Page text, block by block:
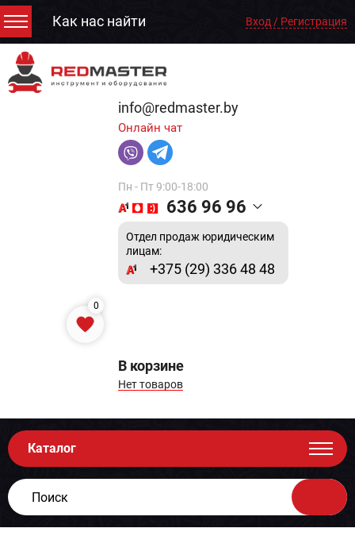
Как нас найти Вход / Регистрация
info@redmaster.by
Онлайн чат
Пн - Пт 9:00-18:00
636 96 96
Отдел продаж юридическим
лицам:
+375 (29) 336 48 48
0
В корзине
Нет товаров
Каталог